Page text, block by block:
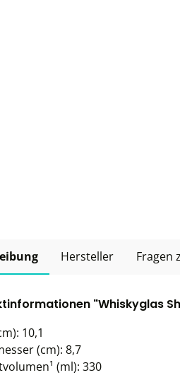
Hersteller Fragen
"Whiskyglas
10,1
(cm): 8,7
(ml): 330